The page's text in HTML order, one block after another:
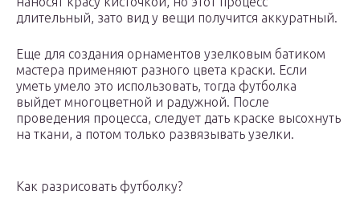
длительный, зато вид у вещи получится аккуратный.
Еще для создания орнаментов узелковым батиком
мастера применяют разного цвета краски. Если
уметь умело это использовать, тогда футболка
выйдет многоцветной и радужной. После
проведения процесса, следует дать краске высохнуть
на ткани, а потом только развязывать узелки.
Как разрисовать футболку?